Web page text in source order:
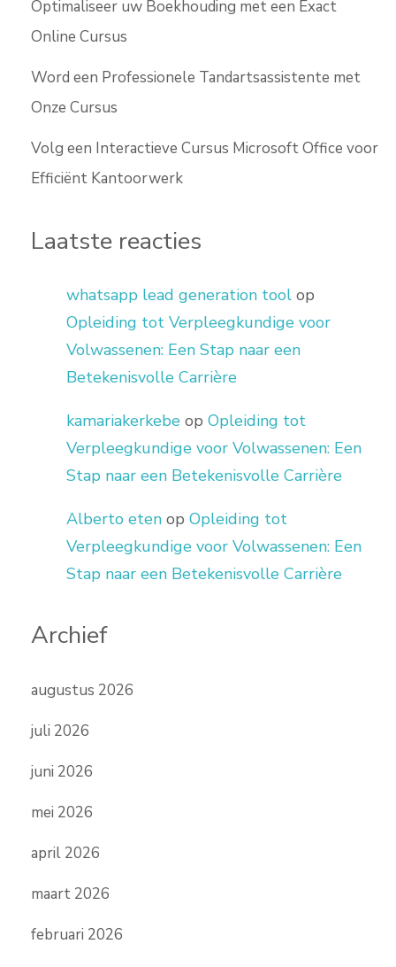
Optimaliseer uw Boekhouding met een Exact
Online Cursus
Word een Professionele Tandartsassistente met
Onze Cursus
Volg een Interactieve Cursus Microsoft Office voor
Efficiënt Kantoorwerk
Laatste reacties
whatsapp lead generation tool op
Opleiding tot Verpleegkundige voor
Volwassenen: Een Stap naar een
Betekenisvolle Carrière
kamariakerkebe op Opleiding tot
Verpleegkundige voor Volwassenen: Een
Stap naar een Betekenisvolle Carrière
Alberto eten op Opleiding tot
Verpleegkundige voor Volwassenen: Een
Stap naar een Betekenisvolle Carrière
Archief
augustus 2026
juli 2026
juni 2026
mei 2026
april 2026
maart 2026
februari 2026